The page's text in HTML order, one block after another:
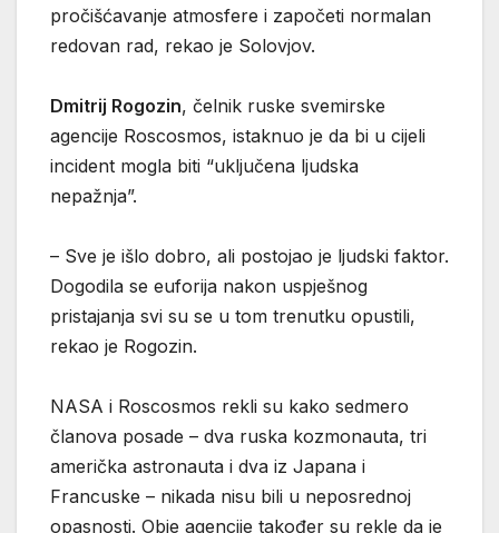
pročišćavanje atmosfere i započeti normalan
redovan rad, rekao je Solovjov.
Dmitrij Rogozin, čelnik ruske svemirske
agencije Roscosmos, istaknuo je da bi u cijeli
incident mogla biti “uključena ljudska
nepažnja”.
– Sve je išlo dobro, ali postojao je ljudski faktor.
Dogodila se euforija nakon uspješnog
pristajanja svi su se u tom trenutku opustili,
rekao je Rogozin.
NASA i Roscosmos rekli su kako sedmero
članova posade – dva ruska kozmonauta, tri
američka astronauta i dva iz Japana i
Francuske – nikada nisu bili u neposrednoj
opasnosti. Obje agencije također su rekle da je